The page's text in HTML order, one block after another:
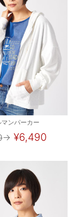
ンパーカー
→ ¥6,490